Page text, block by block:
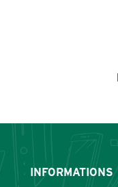
INFORMATIONS